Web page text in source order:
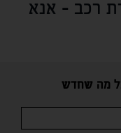
רכב - אנא
כל מה שחדש